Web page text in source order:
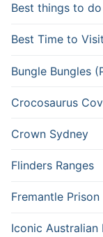
Best things to
Best Time to
Bungle Bungles
Crocosaurus
Crown Sydney
Flinders Ranges
Fremantle Prison
Iconic Australian